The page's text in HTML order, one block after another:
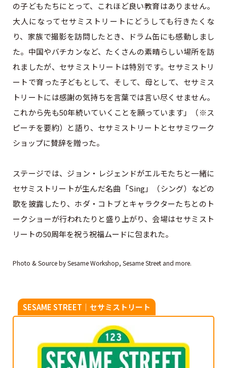
の子どもたちにとって、これほど良い教育はありません。
大人になってセサミストリートにどうしても行きたくな
り、家族で撮影を訪問したとき、ドラム缶にも感動しまし
た。中国やバチカンなど、たくさんの素晴らしい場所を訪
れましたが、セサミストリートは特別です。セサミストリ
ートで育った子どもとして、そして、母として、セサミス
トリートには感謝の気持ちを言葉では言い尽くせません。
これから先も50年続いていくことを願っています」（※ス
ピーチを要約）と語り、セサミストリートとセサミワーク
ショップに賛辞を贈った。
ステージでは、ジョン・レジェンドがエルモたちと一緒に
セサミストリートが生んだ名曲「Sing」（シング）などの
歌を披露したり、ホダ・コトブとキャラクターたちとのト
ークショーが行われたりと盛り上がり、会場はセサミスト
リートの50周年を祝う祝福ムードに包まれた。
Photo & Source by Sesame Workshop, Sesame Street and more.
SESAME STREET｜セサミストリート